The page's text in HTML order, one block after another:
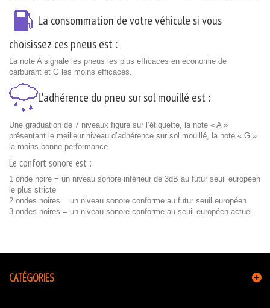
La consommation de votre véhicule si vous
choisissez ces pneus est :
La note A signale les pneus les plus efficaces en économie de
carburant et G les moins efficaces.
L'adhérence du pneu sur sol mouillé est :
Une graduation de 7 niveaux figure sur l’étiquette, la note « A »
présentant le meilleur niveau d’adhérence sur sol mouillé, la note « G »
la moins bonne performance.
Le confort sonore est :
1 onde noire = un niveau sonore inférieur de 3dB au futur seuil européen
le plus stricte
2 ondes noires = un niveau sonore conforme au futur seuil européen
3 ondes noires = un niveau sonore conforme au seuil européen actuel
CATÉGORIES